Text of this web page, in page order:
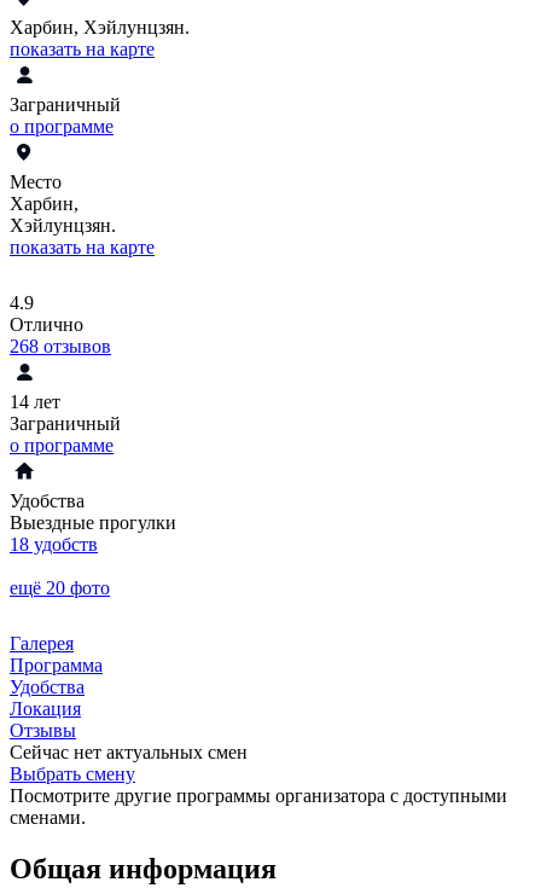
Харбин, Хэйлунцзян.
показать на карте
Заграничный
о программе
Место
Харбин,
Хэйлунцзян.
показать на карте
4.9
Отлично
268 отзывов
14 лет
Заграничный
о программе
Удобства
Выездные прогулки
18 удобств
ещё 20 фото
Галерея
Программа
Удобства
Локация
Отзывы
Сейчас нет актуальных смен
Выбрать смену
Посмотрите другие программы организатора с доступными
сменами.
Общая информация